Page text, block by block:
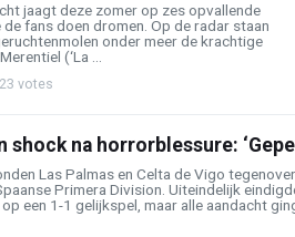
jaagt deze zomer op zes opvallende
fans doen dromen. Op de radar staan
onder meer de krachtige
(‘La ...
votes
shock na horrorblessure:
Las Palmas en Celta de Vigo tegenover
Primera Division. Uiteindelijk
een 1-1 gelijkspel, maar alle aandacht